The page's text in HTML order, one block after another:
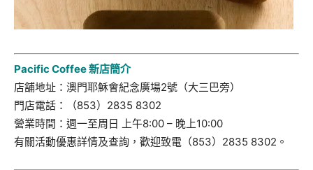
Pacific Coffee 新店簡介
店舖地址：澳門耶穌會紀念廣場2號（大三巴旁）
門店電話：（853）2835 8302
營業時間：週一至周日 上午8:00 – 晚上10:00
有關活動優惠詳情及查詢，歡迎致電（853）2835 8302。